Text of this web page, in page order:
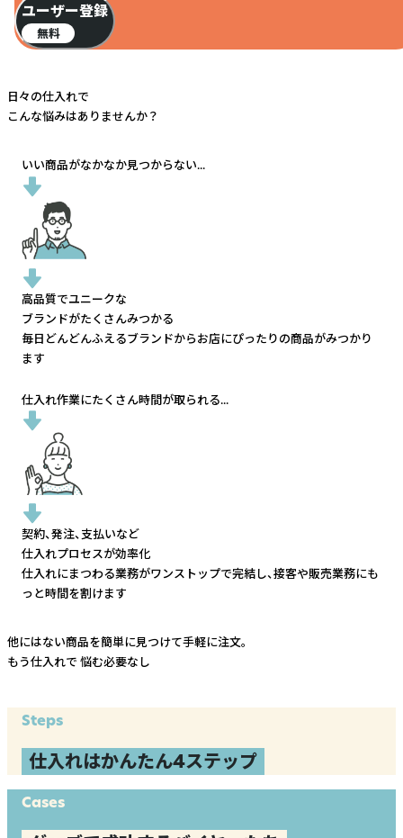
ユーザー登録
無料
日々の仕入れで
こんな悩みはありませんか？
いい商品がなかなか見つからない...
高品質でユニークな
ブランドがたくさんみつかる
毎日どんどんふえるブランドからお店にぴったりの商品がみつかり
ます
仕入れ作業にたくさん時間が取られる...
契約、発注、支払いなど
仕入れプロセスが効率化
仕入れにまつわる業務がワンストップで完結し、接客や販売業務にも
っと時間を割けます
他にはない商品を簡単に見つけて手軽に注文。
もう仕入れで 悩む必要なし
Steps
仕入れはかんたん4ステップ
Cases